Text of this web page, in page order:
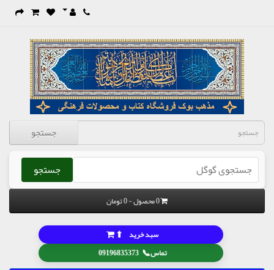
جستجو
جستجو
0 محصول - 0 تومان
تماس📞
09196835373
سبد خرید ⬆